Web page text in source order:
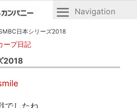
Navigation
日本シリーズ2018
ープ日記
2018